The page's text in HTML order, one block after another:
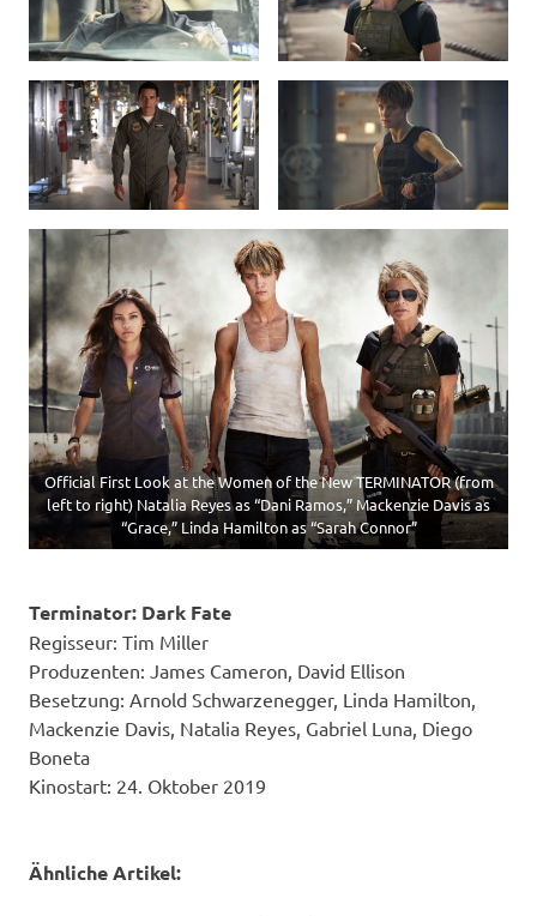
Official First Look at the Women of the New TERMINATOR (from
left to right) Natalia Reyes as “Dani Ramos,” Mackenzie Davis as
“Grace,” Linda Hamilton as “Sarah Connor”
Terminator: Dark Fate
Regisseur: Tim Miller
Produzenten: James Cameron, David Ellison
Besetzung: Arnold Schwarzenegger, Linda Hamilton,
Mackenzie Davis, Natalia Reyes, Gabriel Luna, Diego
Boneta
Kinostart: 24. Oktober 2019
Ähnliche Artikel: